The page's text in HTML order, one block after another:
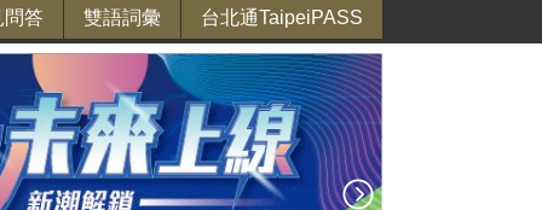
問答 雙語詞彙 台北通TaipeiPASS